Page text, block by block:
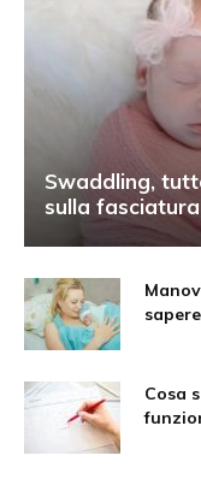
Swaddling,
sulla
sapere
Cosa